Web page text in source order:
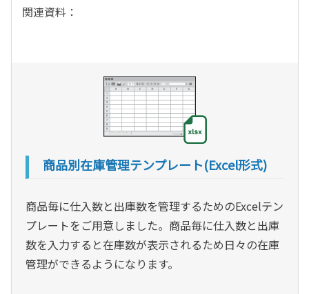
関連資料：
商品別在庫管理テンプレート(Excel形式)
商品毎に仕入数と出庫数を管理するためのExcelテン
プレートをご用意しました。商品毎に仕入数と出庫
数を入力すると在庫数が表示されるため日々の在庫
管理ができるようになります。